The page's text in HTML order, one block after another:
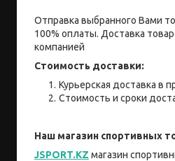
Отправка выбранного Вами
100% оплаты. Доставка
компанией
Стоимость доставки:
Курьерская доставка в
Стоимость и сроки
Наш магазин спортивных
JSPORT.KZ магазин